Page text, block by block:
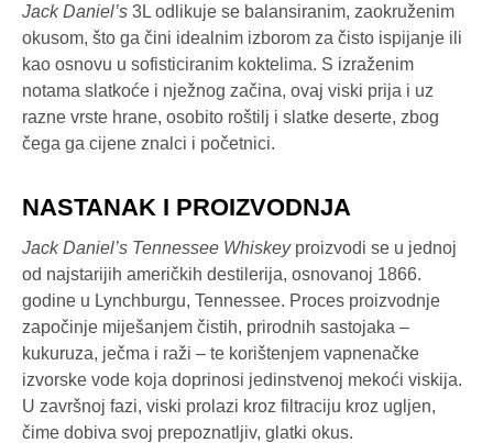
Jack Daniel’s 3L odlikuje se balansiranim, zaokruženim
okusom, što ga čini idealnim izborom za čisto ispijanje ili
kao osnovu u sofisticiranim koktelima. S izraženim
notama slatkoće i nježnog začina, ovaj viski prija i uz
razne vrste hrane, osobito roštilj i slatke deserte, zbog
čega ga cijene znalci i početnici.
NASTANAK I PROIZVODNJA
Jack Daniel’s Tennessee Whiskeyproizvodi se u jednoj
od najstarijih američkih destilerija, osnovanoj 1866.
godine u Lynchburgu, Tennessee. Proces proizvodnje
započinje miješanjem čistih, prirodnih sastojaka –
kukuruza, ječma i raži – te korištenjem vapnenačke
izvorske vode koja doprinosi jedinstvenoj mekoći viskija.
U završnoj fazi, viski prolazi kroz filtraciju kroz ugljen,
čime dobiva svoj prepoznatljiv, glatki okus.